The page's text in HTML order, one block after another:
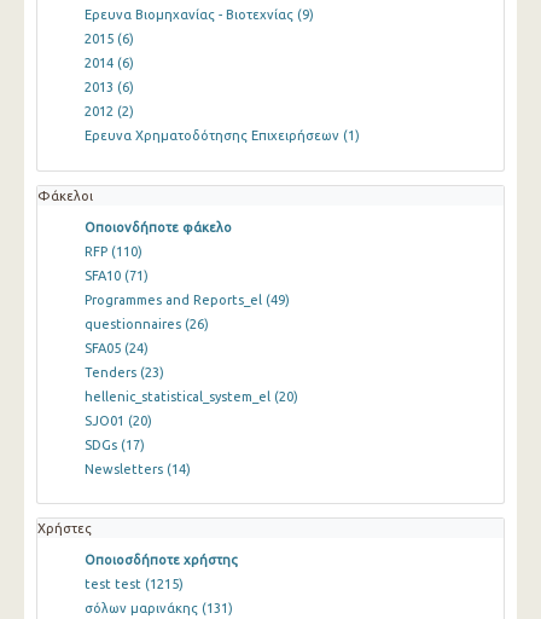
Ερευνα Βιομηχανίας - Βιοτεχνίας (9)
2015 (6)
2014 (6)
2013 (6)
2012 (2)
Ερευνα Χρηματοδότησης Επιχειρήσεων (1)
Φάκελοι
Οποιονδήποτε φάκελο
RFP (110)
SFA10 (71)
Programmes and Reports_el (49)
questionnaires (26)
SFA05 (24)
Tenders (23)
hellenic_statistical_system_el (20)
SJO01 (20)
SDGs (17)
Newsletters (14)
Χρήστες
Οποιοσδήποτε χρήστης
test test (1215)
σόλων μαρινάκης (131)